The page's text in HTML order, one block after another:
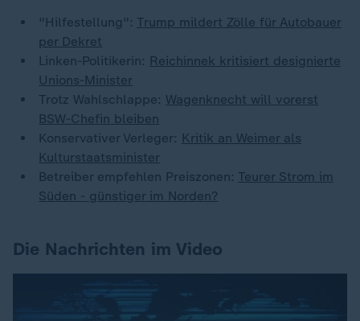
"Hilfestellung": Trump mildert Zölle für Autobauer
per Dekret
Linken-Politikerin: Reichinnek kritisiert designierte
Unions-Minister
Trotz Wahlschlappe: Wagenknecht will vorerst
BSW-Chefin bleiben
Konservativer Verleger: Kritik an Weimer als
Kulturstaatsminister
Betreiber empfehlen Preiszonen: Teurer Strom im
Süden - günstiger im Norden?
Die Nachrichten im Video